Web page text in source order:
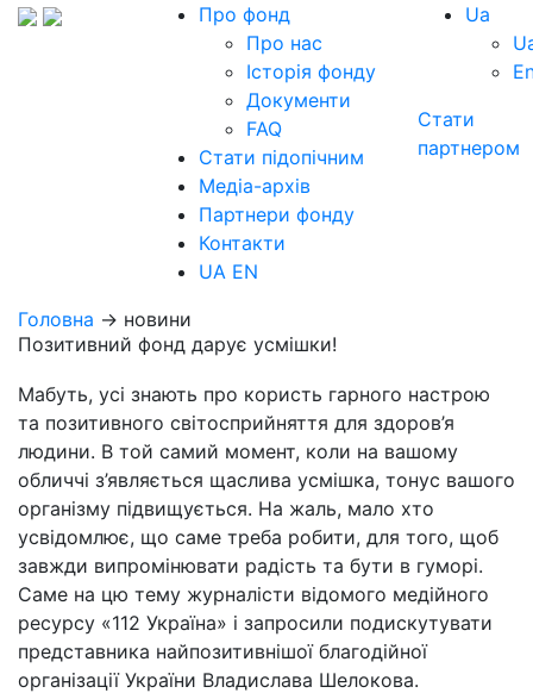
Про фонд
Про нас
Історія фонду
Документи
FAQ
Стати підопічним
Медіа-архів
Партнери фонду
Контакти
UA EN
Ua
Стати
партнером
Головна → новини
Позитивний фонд дарує усмішки!
Мабуть, усі знають про користь гарного настрою
та позитивного світосприйняття для здоров’я
людини. В той самий момент, коли на вашому
обличчі з’являється щаслива усмішка, тонус вашого
організму підвищується. На жаль, мало хто
усвідомлює, що саме треба робити, для того, щоб
завжди випромінювати радість та бути в гуморі.
Саме на цю тему журналісти відомого медійного
ресурсу «112 Україна» і запросили подискутувати
представника найпозитивнішої благодійної
організації України Владислава Шелокова.